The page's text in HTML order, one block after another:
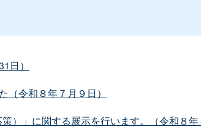
日）
令和８年７月９日）
）」に関する展示を行います。（令和８年